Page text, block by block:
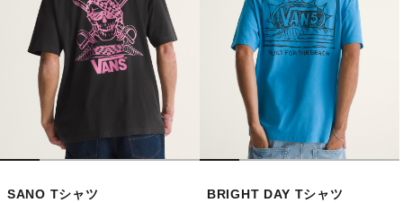
SANO Tシャツ BRIGHT DAY Tシャツ